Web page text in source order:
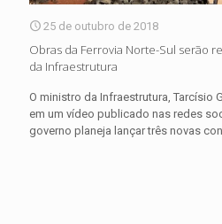
25 de outubro de 2018
Obras da Ferrovia Norte-Sul serão
da Infraestrutura
O ministro da Infraestrutura, Tarcísio
em um vídeo publicado nas redes
governo planeja lançar três novas